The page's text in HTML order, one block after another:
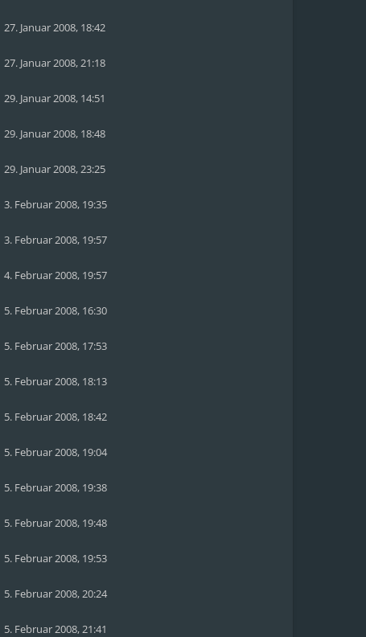
27. Januar 2008, 18:42
27. Januar 2008, 21:18
29. Januar 2008, 14:51
29. Januar 2008, 18:48
29. Januar 2008, 23:25
3. Februar 2008, 19:35
3. Februar 2008, 19:57
4. Februar 2008, 19:57
5. Februar 2008, 16:30
5. Februar 2008, 17:53
5. Februar 2008, 18:13
5. Februar 2008, 18:42
5. Februar 2008, 19:04
5. Februar 2008, 19:38
5. Februar 2008, 19:48
5. Februar 2008, 19:53
5. Februar 2008, 20:24
5. Februar 2008, 21:41